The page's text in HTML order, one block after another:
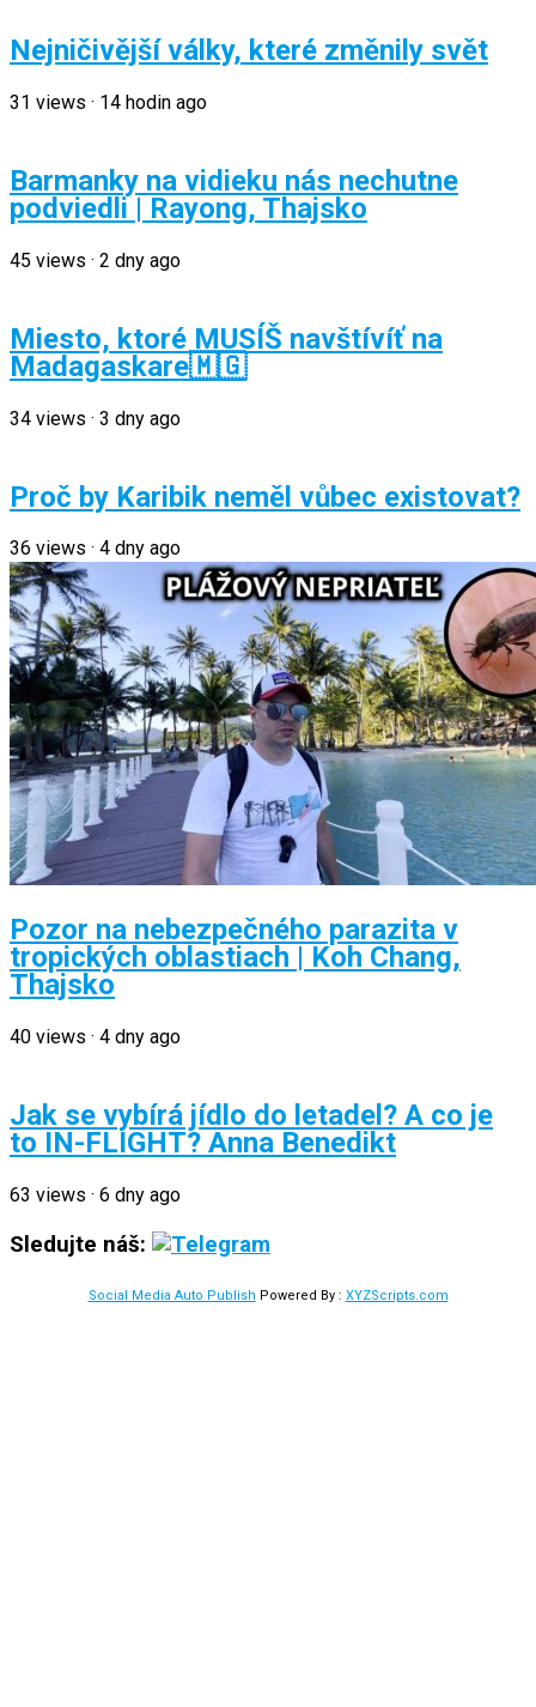
Nejničivější války, které změnily svět
31 views · 14 hodin ago
Barmanky na vidieku nás nechutne
podviedli | Rayong, Thajsko
45 views · 2 dny ago
Miesto, ktoré MUSÍŠ navštívíť na
Madagaskare🇲🇬
34 views · 3 dny ago
Proč by Karibik neměl vůbec existovat?
36 views · 4 dny ago
Pozor na nebezpečného parazita v
tropických oblastiach | Koh Chang,
Thajsko
40 views · 4 dny ago
Jak se vybírá jídlo do letadel? A co je
to IN-FLIGHT? Anna Benedikt
63 views · 6 dny ago
Sledujte náš:
Social Media Auto Publish Powered By : XYZScripts.com